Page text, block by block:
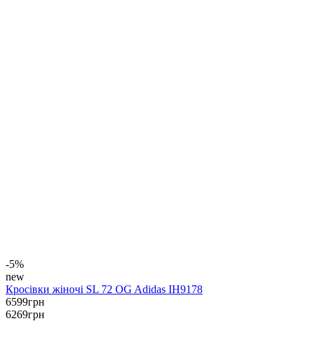
-5%
new
Кросівки жіночі SL 72 OG Adidas IH9178
6599грн
6269грн